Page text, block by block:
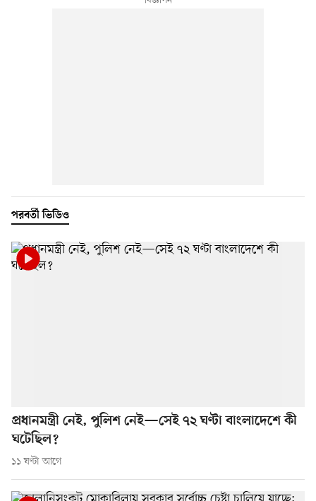
পরবর্তী ভিডিও
প্রধানমন্ত্রী নেই, পুলিশ নেই—সেই ৭২ ঘণ্টা বাংলাদেশে কী
ঘটেছিল?
১১ ঘণ্টা আগে